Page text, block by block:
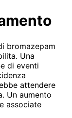
bromazepam
Una
di eventi
attendere
Un aumento
associate